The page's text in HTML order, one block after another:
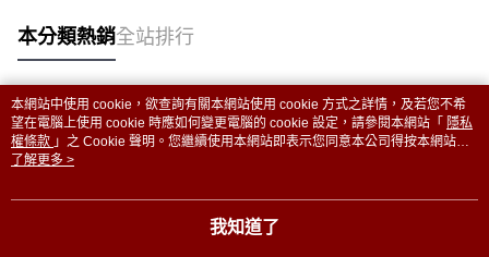
本分類熱銷全站排行
熱門標籤
本網站中使用 cookie，欲查詢有關本網站使用 cookie 方式之詳情，及若您不希
望在電腦上使用 cookie 時應如何變更電腦的 cookie 設定，請參閱本網站「 隱私
權條款 」之 Cookie 聲明。您繼續使用本網站即表示您同意本公司得按本網站使
用條款之 Cookie 聲明使用 cookie。
了解更多 >
我知道了